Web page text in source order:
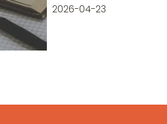
2026-04-23